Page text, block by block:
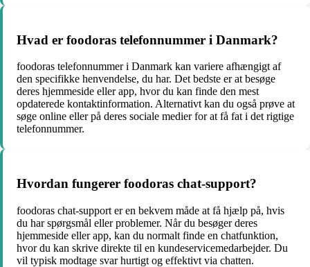
Hvad er foodoras telefonnummer i Danmark?
foodoras telefonnummer i Danmark kan variere afhængigt af
den specifikke henvendelse, du har. Det bedste er at besøge
deres hjemmeside eller app, hvor du kan finde den mest
opdaterede kontaktinformation. Alternativt kan du også prøve at
søge online eller på deres sociale medier for at få fat i det rigtige
telefonnummer.
Hvordan fungerer foodoras chat-support?
foodoras chat-support er en bekvem måde at få hjælp på, hvis
du har spørgsmål eller problemer. Når du besøger deres
hjemmeside eller app, kan du normalt finde en chatfunktion,
hvor du kan skrive direkte til en kundeservicemedarbejder. Du
vil typisk modtage svar hurtigt og effektivt via chatten.